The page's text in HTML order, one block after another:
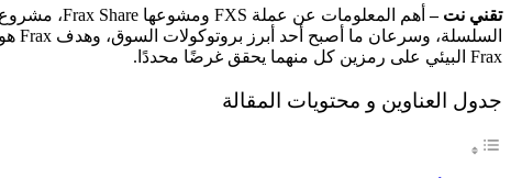
تقني نت –
Frax البيئي على رمزين كل منهما يحقق غرضًا محددًا.
جدول العناوين و محتويات المقالة